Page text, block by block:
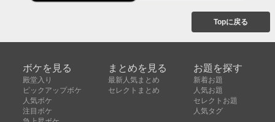
Topに戻る
ボケを見る
殿堂入り
ピックアップボケ
人気ボケ
注目ボケ
まとめを見る
最新人気まとめ
セレクトまとめ
お題を探す
新着お題
人気お題
セレクトお題
人気タグ